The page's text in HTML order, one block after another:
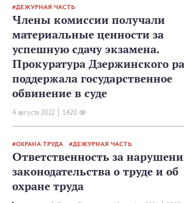
ДЕЖУРНАЯ ЧАСТЬ
Члены комиссии получали
материальные ценности за
успешную сдачу экзамена.
Прокуратура Дзержинского
поддержала государственное
обвинение в суде
4 августа 2022 1420
ОХРАНА ТРУДА ДЕЖУРНАЯ ЧАСТЬ
Ответственность за
законодательства о труде и об
охране труда